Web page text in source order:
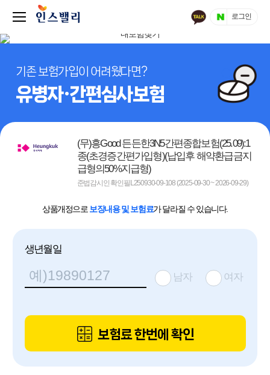
로그인
기존 보험가입이 어려웠다면?
유병자·간편심사보험
(무)흥Good 든든한3N5간편종합보험(25.09):1
종(초경증간편가입형)(납입후 해약환급금지
급형의50%지급형)
준법감시인 확인필L250930-09-108 (2025-09-30 ~ 2026-09-29)
상품개정으로 보장내용 및 보험료가 달라질 수 있습니다.
생년월일
남자 여자
보험료 한번에 확인